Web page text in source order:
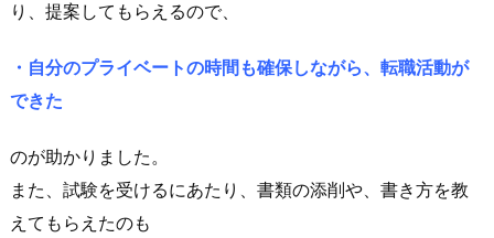
り、提案してもらえるので、
・自分のプライベートの時間も確保しながら、転職活動が
できた
のが助かりました。
また、試験を受けるにあたり、書類の添削や、書き方を教
えてもらえたのも